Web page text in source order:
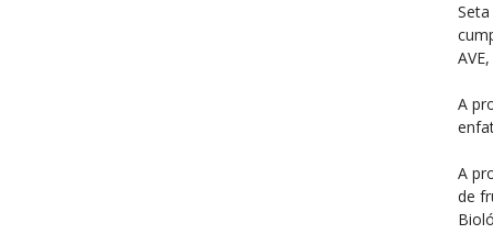
A
A
de